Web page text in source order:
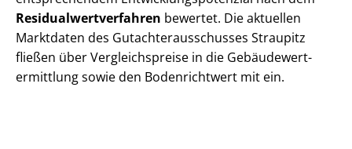
Re­si­du­al­wert­ver­fah­ren bewertet. Die aktuellen
Marktdaten des Gut­ach­ter­aus­schus­ses Straupitz
fließen über Ver­gleichs­prei­se in die Ge­bäu­de­wert­
ermitt­lung sowie den Bodenrichtwert mit ein.